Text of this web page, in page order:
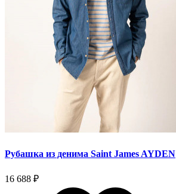
Рубашка из денима Saint James AYDEN
16 688 ₽